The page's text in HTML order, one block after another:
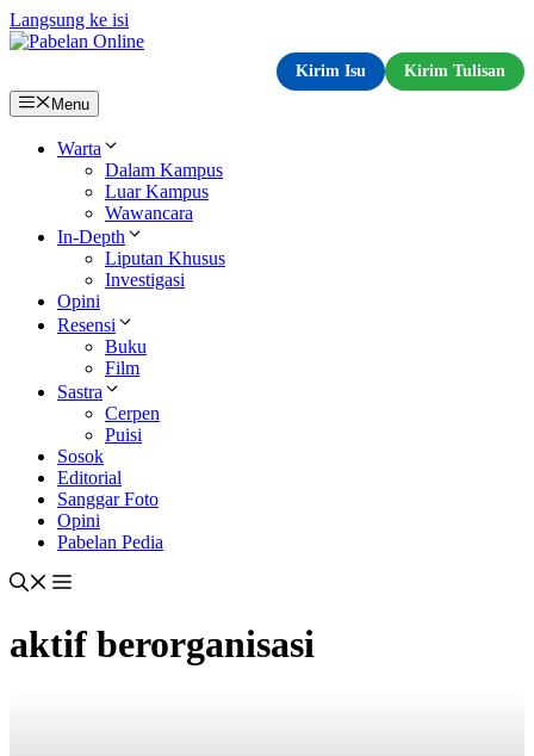
Langsung ke isi
Kirim Isu
Kirim Tulisan
Menu
Warta
Dalam Kampus
Luar Kampus
Wawancara
In-Depth
Liputan Khusus
Investigasi
Opini
Resensi
Buku
Film
Sastra
Cerpen
Puisi
Sosok
Editorial
Sanggar Foto
Opini
Pabelan Pedia
aktif berorganisasi